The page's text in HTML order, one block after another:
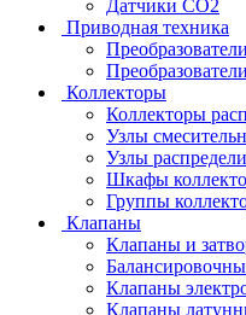
Датчики CO2
Приводная техника
Коллекторы
Коллекторы
Узлы
Узлы
Шкафы
Группы
Клапаны
Клапаны и
Клапаны
Клапаны